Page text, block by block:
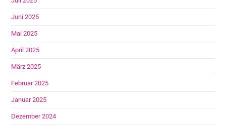
Juni 2025
Mai 2025
April 2025
März 2025
Februar 2025
Januar 2025
Dezember 2024